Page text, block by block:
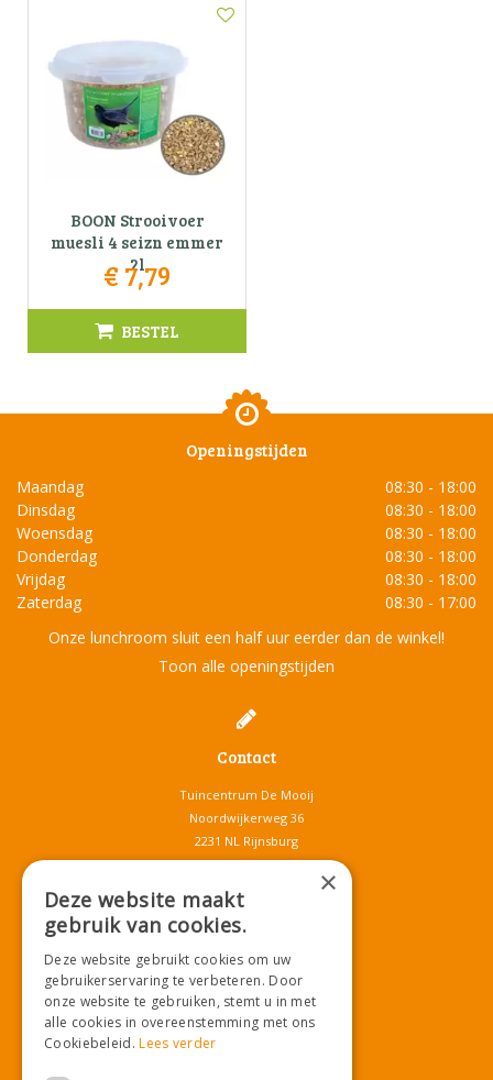
BOON Strooivoer
muesli 4 seizn emmer
2l
€ 7,79
BESTEL
Openingstijden
Maandag
08:30 - 18:00
Dinsdag
08:30 - 18:00
Woensdag
08:30 - 18:00
Donderdag
08:30 - 18:00
Vrijdag
08:30 - 18:00
Zaterdag
08:30 - 17:00
Onze lunchroom sluit een half uur eerder dan de winkel!
Toon alle openingstijden
Contact
Tuincentrum De Mooij
Noordwijkerweg 36
2231 NL Rijnsburg
T.071-4080959
info@tuincentrumdemooij.nl
Download onze App!
×
Deze website maakt
gebruik van cookies.
Deze website gebruikt cookies om uw
gebruikerservaring te verbeteren. Door
onze website te gebruiken, stemt u in met
alle cookies in overeenstemming met ons
Cookiebeleid.Lees verder